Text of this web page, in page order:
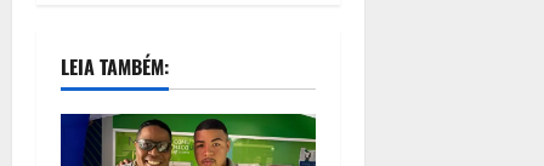
LEIA TAMBÉM: